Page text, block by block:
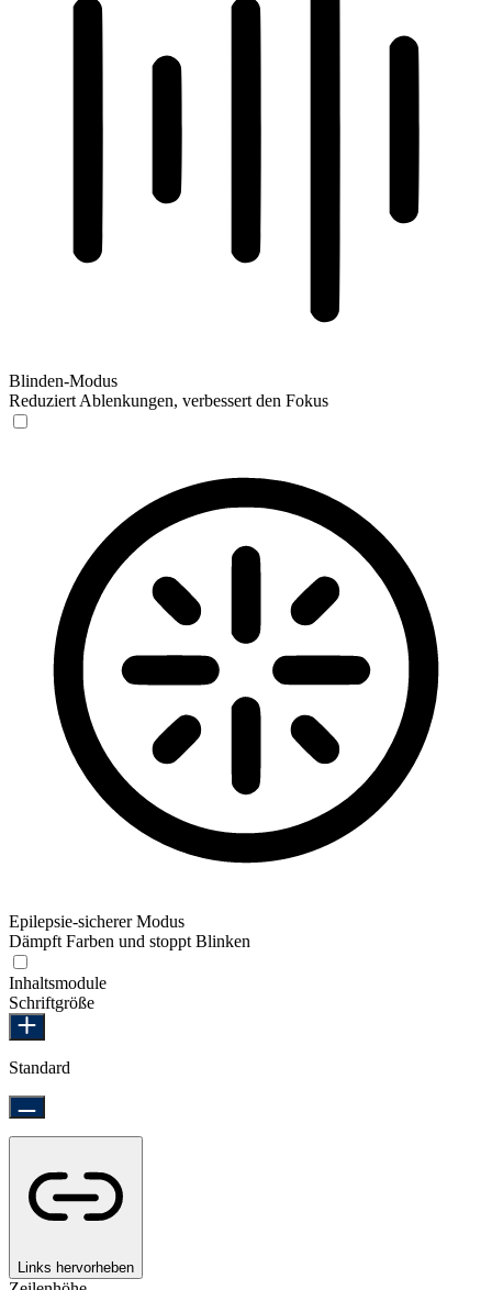
Blinden-Modus
Reduziert Ablenkungen, verbessert den Fokus
Epilepsie-sicherer Modus
Dämpft Farben und stoppt Blinken
Inhaltsmodule
Schriftgröße
Standard
Links hervorheben